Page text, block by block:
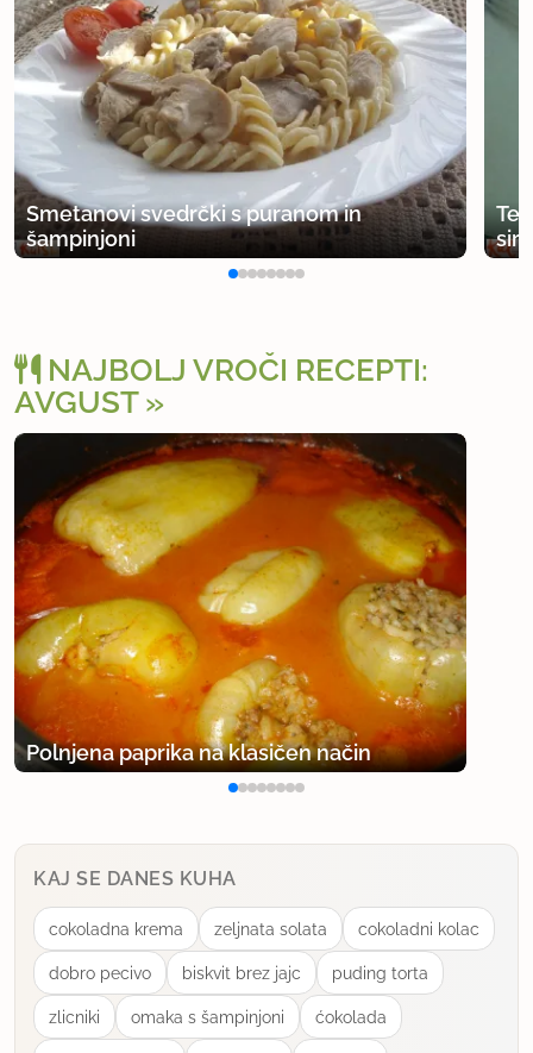
Smetanovi svedrčki s puranom in
šampinjoni
NAJBOLJ VROČI RECEPTI:
AVGUST
Polnjena paprika na klasičen način
KAJ SE DANES KUHA
cokoladna krema zeljnata solata cokoladni kolac
dobro pecivo biskvit brez jajc puding torta
zlicniki omaka s šampinjoni ćokolada